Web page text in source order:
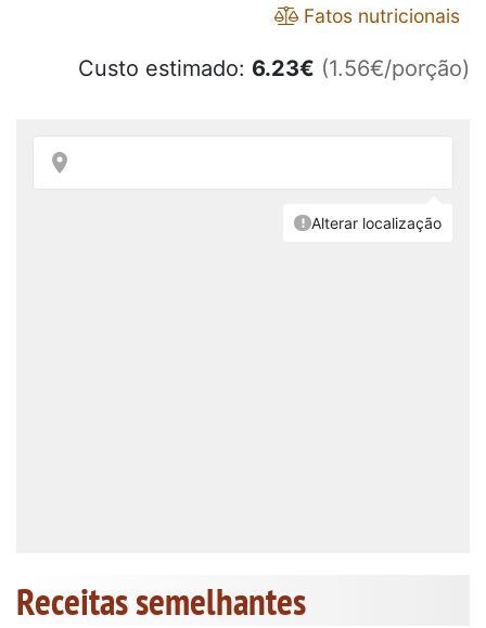
Fatos nutricionais
Custo estimado: 6.23€ (1.56€/porção)
Receitas semelhantes